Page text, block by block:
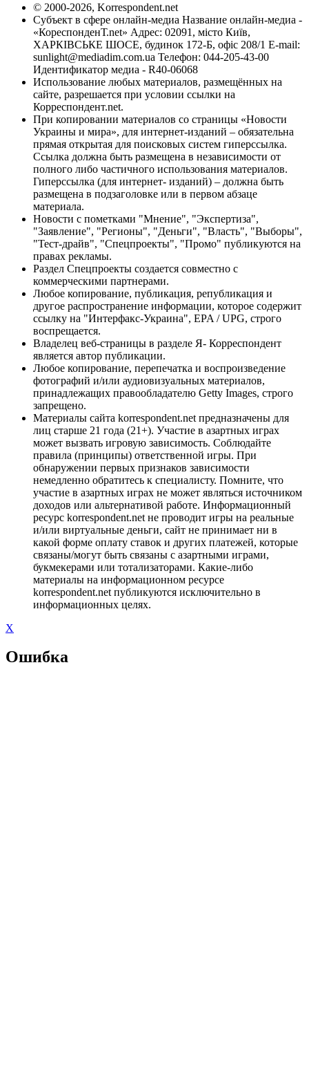
© 2000-2026, Korrespondent.net
Субъект в сфере онлайн-медиа Название онлайн-медиа -
«КореспонденТ.net» Адрес: 02091, місто Київ,
ХАРКІВСЬКЕ ШОСЕ, будинок 172-Б, офіс 208/1 E-mail:
sunlight@mediadim.com.ua Телефон: 044-205-43-00
Идентификатор медиа - R40-06068
Использование любых материалов, размещённых на
сайте, разрешается при условии ссылки на
Корреспондент.net.
При копировании материалов со страницы «Новости
Украины и мира», для интернет-изданий – обязательна
прямая открытая для поисковых систем гиперссылка.
Ссылка должна быть размещена в независимости от
полного либо частичного использования материалов.
Гиперссылка (для интернет- изданий) – должна быть
размещена в подзаголовке или в первом абзаце
материала.
Новости с пометками "Мнение", "Экспертиза",
"Заявление", "Регионы", "Деньги", "Власть", "Выборы",
"Тест-драйв", "Спецпроекты", "Промо" публикуются на
правах рекламы.
Раздел Спецпроекты создается совместно с
коммерческими партнерами.
Любое копирование, публикация, републикация и
другое распространение информации, которое содержит
ссылку на "Интерфакс-Украина", EPA / UPG, строго
воспрещается.
Владелец веб-страницы в разделе Я- Корреспондент
является автор публикации.
Любое копирование, перепечатка и воспроизведение
фотографий и/или аудиовизуальных материалов,
принадлежащих правообладателю Getty Images, строго
запрещено.
Материалы сайта korrespondent.net предназначены для
лиц старше 21 года (21+). Участие в азартных играх
может вызвать игровую зависимость. Соблюдайте
правила (принципы) ответственной игры. При
обнаружении первых признаков зависимости
немедленно обратитесь к специалисту. Помните, что
участие в азартных играх не может являться источником
доходов или альтернативой работе. Информационный
ресурс korrespondent.net не проводит игры на реальные
и/или виртуальные деньги, сайт не принимает ни в
какой форме оплату ставок и других платежей, которые
связаны/могут быть связаны с азартными играми,
букмекерами или тотализаторами. Какие-либо
материалы на информационном ресурсе
korrespondent.net публикуются исключительно в
информационных целях.
X
Ошибка